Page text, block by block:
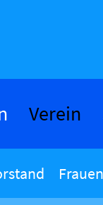
Verein